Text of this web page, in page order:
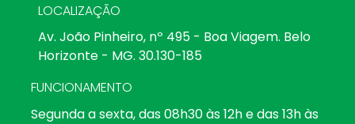
LOCALIZAÇÃO
Av. João Pinheiro, nº 495 - Boa Viagem. Belo
Horizonte - MG. 30.130-185
FUNCIONAMENTO
Segunda a sexta, das 08h30 às 12h e das 13h às